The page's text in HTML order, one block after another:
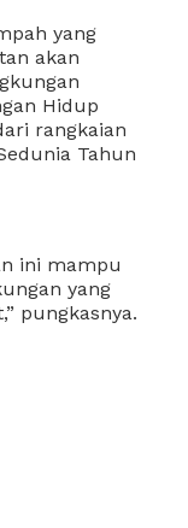
yang
akan
Hidup
rangkaian
Tahun
ini mampu
yang
pungkasnya.